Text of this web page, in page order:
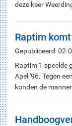
deze keer
Raptim
Gepubliceerd: 02-
Raptim 1 speelde
Apel '96. Tegen
konden de